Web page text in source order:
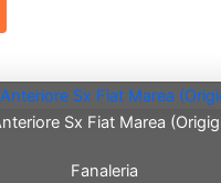
Sx Fiat Marea
Fanaleria